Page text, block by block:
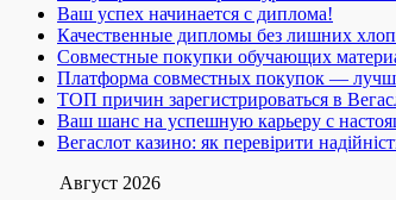
Ваш успех начинается с диплома!
Качественные дипломы без лишних
Совместные покупки обучающих
Платформа совместных покупок —
ТОП причин зарегистрироваться в
Ваш шанс на успешную карьеру с
Вегаслот казино: як перевірити
Август 2026